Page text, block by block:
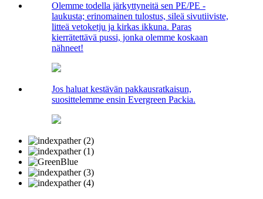
Olemme todella järkyttyneitä sen PE/PE -
laukusta; erinomainen tulostus, sileä sivutiiviste,
litteä vetoketju ja kirkas ikkuna. Paras
kierrätettävä pussi, jonka olemme koskaan
nähneet!
Jos haluat kestävän pakkausratkaisun,
suosittelemme ensin Evergreen Packia.